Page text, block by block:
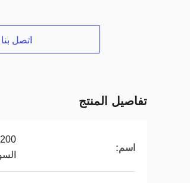
اتصل بنا
تفاصيل المنتج
اسم: